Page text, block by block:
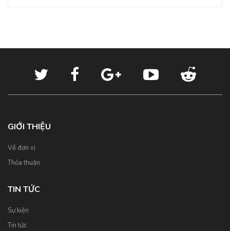
GIỚI THIỆU
Về đơn vị
Thỏa thuận
TIN TỨC
Sự kiện
Tin tức